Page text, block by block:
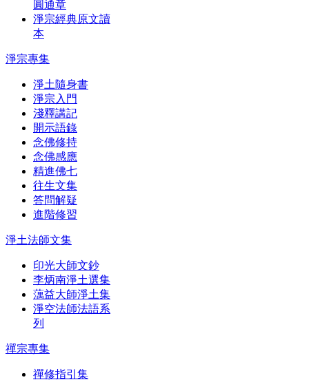
圓通章
淨宗經典原文讀
本
淨宗專集
淨土隨身書
淨宗入門
淺釋講記
開示語錄
念佛修持
念佛感應
精進佛七
往生文集
答問解疑
進階修習
淨土法師文集
印光大師文鈔
李炳南淨土選集
蕅益大師淨土集
淨空法師法語系
列
禪宗專集
禪修指引集